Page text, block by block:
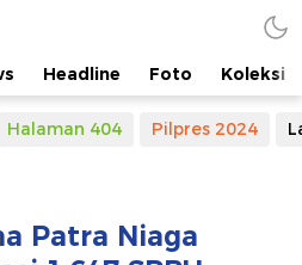
Headline Foto Koleksi
Halaman 404 Pilpres 2024
Patra Niaga